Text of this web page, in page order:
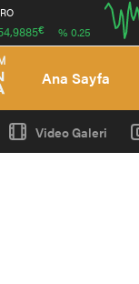
€ % 0.25
Ana Sayfa
Video Galeri